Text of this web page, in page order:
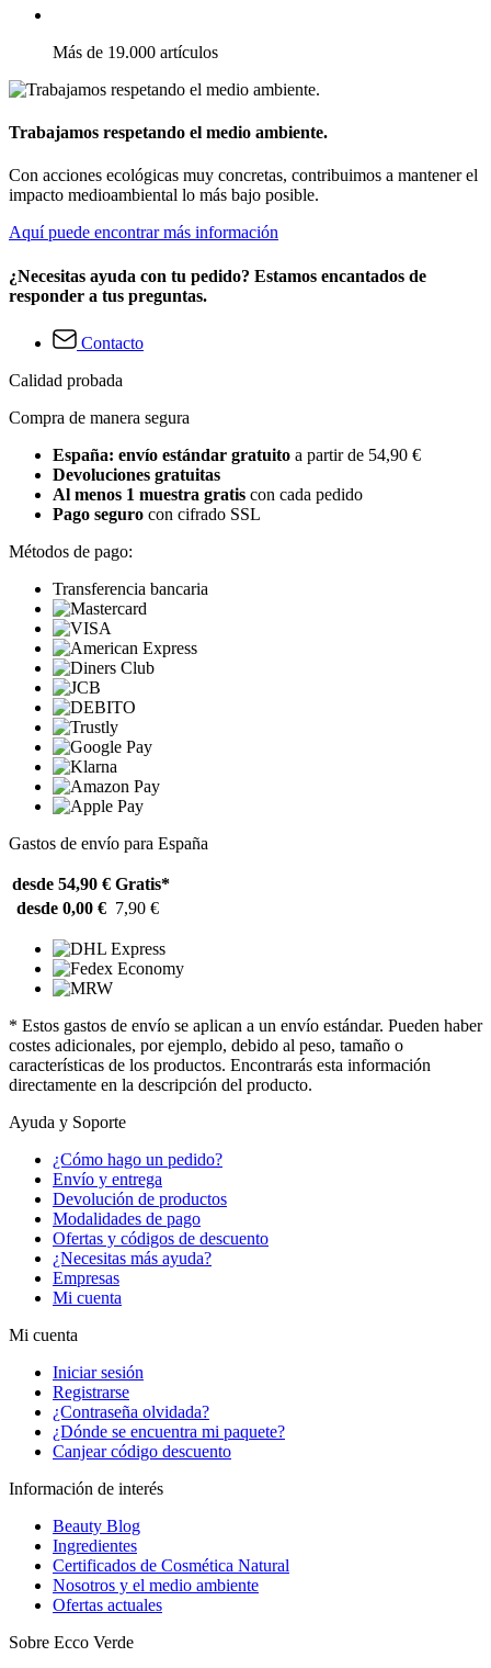
Más de 19.000 artículos
Trabajamos respetando el medio ambiente.
Con acciones ecológicas muy concretas, contribuimos a mantener el
impacto medioambiental lo más bajo posible.
Aquí puede encontrar más información
¿Necesitas ayuda con tu pedido? Estamos encantados de
responder a tus preguntas.
Contacto
Calidad probada
Compra de manera segura
España: envío estándar gratuito a partir de 54,90 €
Devoluciones gratuitas
Al menos 1 muestra gratis con cada pedido
Pago seguro con cifrado SSL
Métodos de pago:
Transferencia bancaria
Gastos de envío para España
desde 54,90 € Gratis*
desde 0,00 € 7,90 €
* Estos gastos de envío se aplican a un envío estándar. Pueden haber
costes adicionales, por ejemplo, debido al peso, tamaño o
características de los productos. Encontrarás esta información
directamente en la descripción del producto.
Ayuda y Soporte
¿Cómo hago un pedido?
Envío y entrega
Devolución de productos
Modalidades de pago
Ofertas y códigos de descuento
¿Necesitas más ayuda?
Empresas
Mi cuenta
Mi cuenta
Iniciar sesión
Registrarse
¿Contraseña olvidada?
¿Dónde se encuentra mi paquete?
Canjear código descuento
Información de interés
Beauty Blog
Ingredientes
Certificados de Cosmética Natural
Nosotros y el medio ambiente
Ofertas actuales
Sobre Ecco Verde